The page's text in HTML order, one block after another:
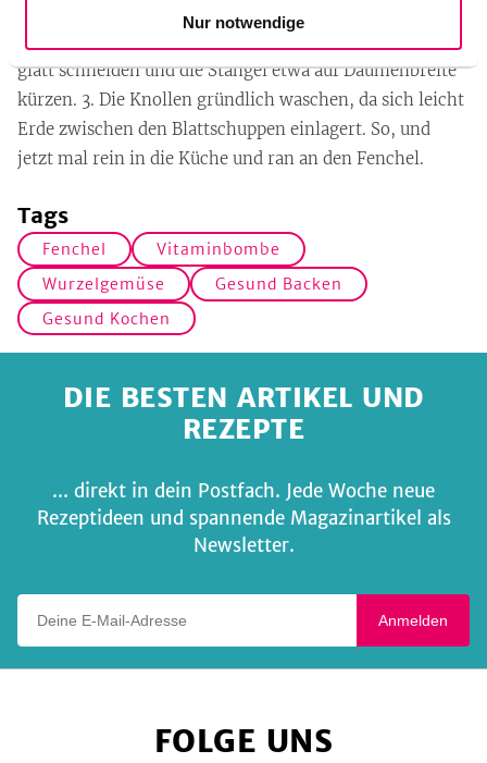
Nur notwendige
sondern fein gehackt über das fertige Gericht streuen. 2.
Die äußere Blattschuppe entfernen, den Wurzelansatz
glatt schneiden und die Stängel etwa auf Daumenbreite
kürzen. 3. Die Knollen gründlich waschen, da sich leicht
Erde zwischen den Blattschuppen einlagert. So, und
jetzt mal rein in die Küche und ran an den Fenchel.
Tags
Fenchel
Vitaminbombe
Wurzelgemüse
Gesund Backen
Gesund Kochen
DIE BESTEN ARTIKEL UND
REZEPTE
... direkt in dein Postfach. Jede Woche neue
Rezeptideen und spannende Magazinartikel als
Newsletter.
Anmelden
FOLGE UNS